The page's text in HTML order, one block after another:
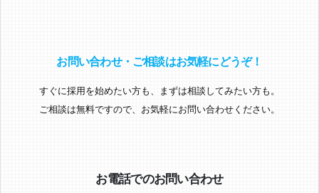
お問い合わせ・ご相談はお気軽にどうぞ！
すぐに採用を始めたい方も、まずは相談してみたい方も。
ご相談は無料ですので、お気軽にお問い合わせください。
お電話でのお問い合わせ